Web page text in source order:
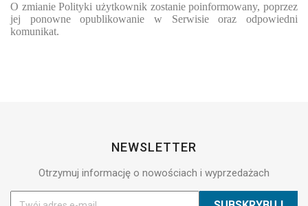
O zmianie Polityki użytkownik zostanie poinformowany, poprzez
jej ponowne opublikowanie w Serwisie oraz odpowiedni
komunikat.
NEWSLETTER
Otrzymuj informację o nowościach i wyprzedażach